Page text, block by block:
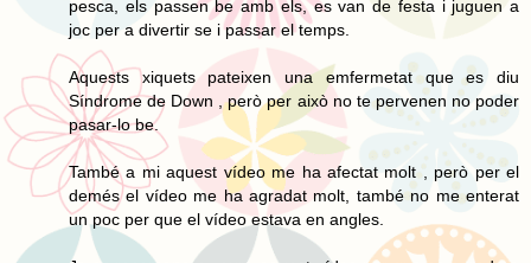
pesca, els passen be amb els, es van de festa i juguen a
joc per a divertir se i passar el temps.
Aquests xiquets pateixen una emfermetat que es diu
Síndrome de Down , però per això no te pervenen no poder
pasar-lo be.
També a mi aquest vídeo me ha afectat molt , però per el
demés el vídeo me ha agradat molt, també no me enterat
un poc per que el vídeo estava en angles.